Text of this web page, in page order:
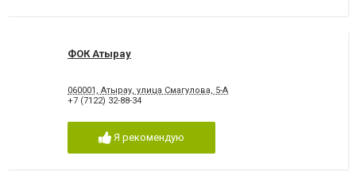
ФОК Атырау
060001, Атырау, улица Смагулова, 5-А
+7 (7122) 32-88-34
Я рекомендую